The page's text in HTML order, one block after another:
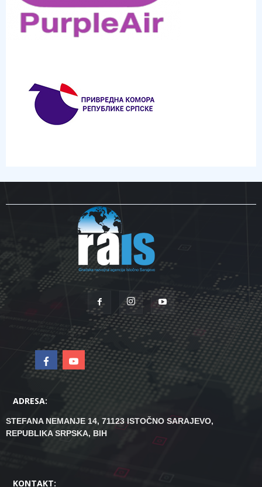
ADRESA:
STEFANA NEMANJE 14, 71123 ISTOČNO SARAJEVO,
REPUBLIKA SRPSKA, BIH
KONTAKT: